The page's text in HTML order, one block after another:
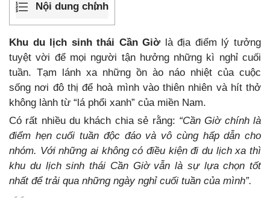
Nội dung chính
Khu du lịch sinh thái Cần Giờ là địa điểm lý tưởng
tuyệt vời để mọi người tận hưởng những kì nghỉ cuối
tuần. Tạm lánh xa những ồn ào náo nhiệt của cuộc
sống nơi đô thị để hoà mình vào thiên nhiên và hít thở
không lành từ “lá phổi xanh” của miền Nam.
Có rất nhiều du khách chia sẻ rằng: “Cần Giờ chính là
điểm hẹn cuối tuần độc đáo và vô cùng hấp dẫn cho
nhóm. Với những ai không có điều kiện đi du lịch xa thì
khu du lịch sinh thái Cần Giờ vẫn là sự lựa chọn tốt
nhất để trải qua những ngày nghỉ cuối tuần của mình”.